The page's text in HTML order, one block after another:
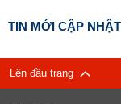
TIN MỚI CẬP NHẬT
Lên đầu trang